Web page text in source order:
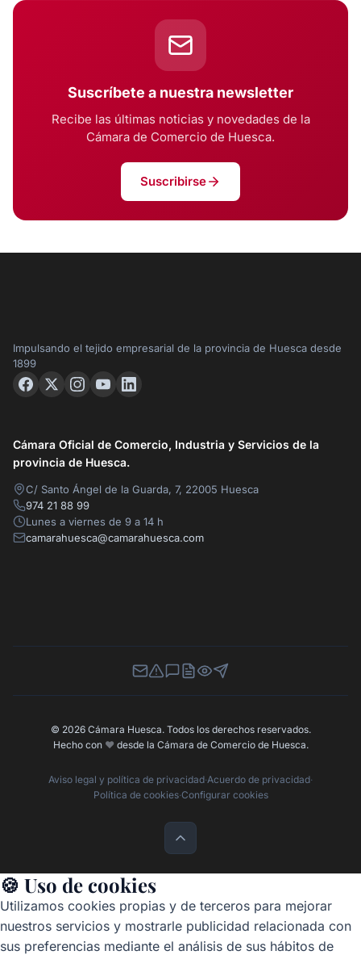
Suscríbete a nuestra newsletter
Recibe las últimas noticias y novedades de la
Cámara de Comercio de Huesca.
Suscribirse
Impulsando el tejido empresarial de la provincia de Huesca desde
1899
Cámara Oficial de Comercio, Industria y Servicios de la
provincia de Huesca.
C/ Santo Ángel de la Guarda, 7, 22005 Huesca
974 21 88 99
Lunes a viernes de 9 a 14 h
camarahuesca@camarahuesca.com
Newsletter
Canal de Denuncias
Buzón de Sugerencias
Perfil Contratante
Ley de Transparencia
Contacta con nosotros
© 2026 Cámara Huesca. Todos los derechos reservados.
Hecho con ❤️ desde la Cámara de Comercio de Huesca.
Aviso legal y política de privacidad·Acuerdo de privacidad·
Política de cookies·Configurar cookies
🍪 Uso de cookies
Utilizamos cookies propias y de terceros para mejorar
nuestros servicios y mostrarle publicidad relacionada con
sus preferencias mediante el análisis de sus hábitos de